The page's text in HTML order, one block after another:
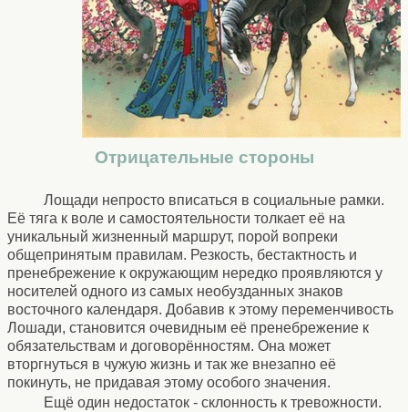
Отрицательные стороны
Лощади непросто вписаться в социальные рамки.
Её тяга к воле и самостоятельности толкает её на
уникальный жизненный маршрут, порой вопреки
общепринятым правилам. Резкость, бестактность и
пренебрежение к окружающим нередко проявляются у
носителей одного из самых необузданных знаков
восточного календаря. Добавив к этому переменчивость
Лошади, становится очевидным её пренебрежение к
обязательствам и договорённостям. Она может
вторгнуться в чужую жизнь и так же внезапно её
покинуть, не придавая этому особого значения.
Ещё один недостаток - склонность к тревожности.